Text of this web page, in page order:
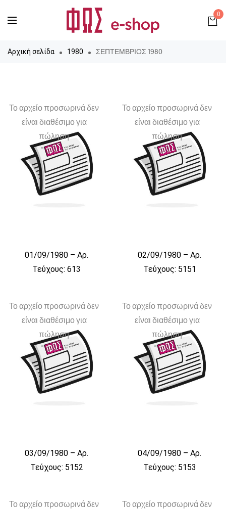
0
Αρχική σελίδα 1980 ΣΕΠΤΕΜΒΡΙΟΣ 1980
Το αρχείο προσωρινά δεν
είναι διαθέσιμο για
πώληση
01/09/1980 – Αρ.
Τεύχους: 613
Το αρχείο προσωρινά δεν
είναι διαθέσιμο για
πώληση
02/09/1980 – Αρ.
Τεύχους: 5151
Το αρχείο προσωρινά δεν
είναι διαθέσιμο για
πώληση
03/09/1980 – Αρ.
Τεύχους: 5152
Το αρχείο προσωρινά δεν
είναι διαθέσιμο για
πώληση
04/09/1980 – Αρ.
Τεύχους: 5153
Το αρχείο προσωρινά δεν
Το αρχείο προσωρινά δεν